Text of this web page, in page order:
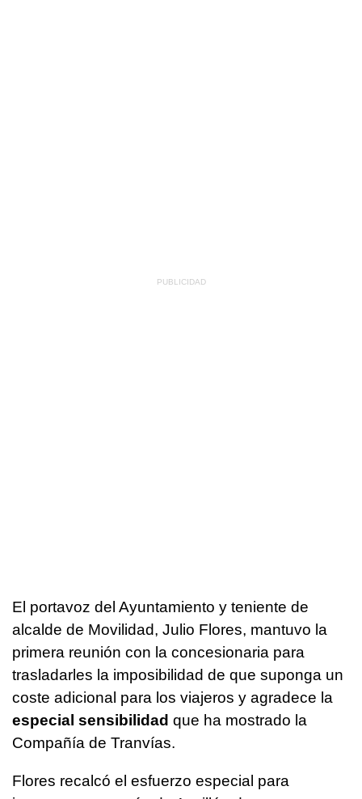
El portavoz del Ayuntamiento y teniente de
alcalde de Movilidad, Julio Flores, mantuvo la
primera reunión con la concesionaria para
trasladarles la imposibilidad de que suponga un
coste adicional para los viajeros y agradece la
especial sensibilidad que ha mostrado la
Compañía de Tranvías.
Flores recalcó el esfuerzo especial para